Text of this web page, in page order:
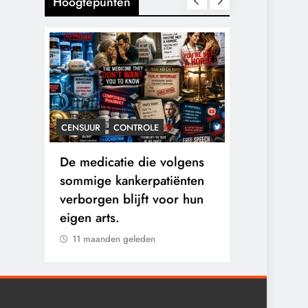
CENSUUR CONTROLE
De medicatie die volgens
sommige kankerpatiënten
verborgen blijft voor hun
eigen arts.
11 maanden geleden